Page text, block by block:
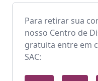
Para retirar sua
nosso Centro de
gratuita entre em
SAC: